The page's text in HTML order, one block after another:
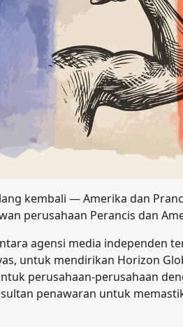
kembali — Amerika dan
perusahaan Perancis dan
agensi media independen
untuk mendirikan Horizon
perusahaan-perusahaan
penawaran untuk